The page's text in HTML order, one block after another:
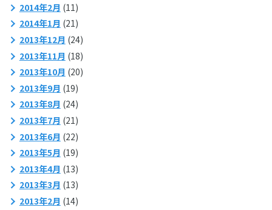
2014年2月 (11)
2014年1月 (21)
2013年12月 (24)
2013年11月 (18)
2013年10月 (20)
2013年9月 (19)
2013年8月 (24)
2013年7月 (21)
2013年6月 (22)
2013年5月 (19)
2013年4月 (13)
2013年3月 (13)
2013年2月 (14)